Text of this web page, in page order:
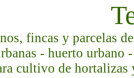
fincas y parcelas
- huerto urbano
cultivo de hortalizas